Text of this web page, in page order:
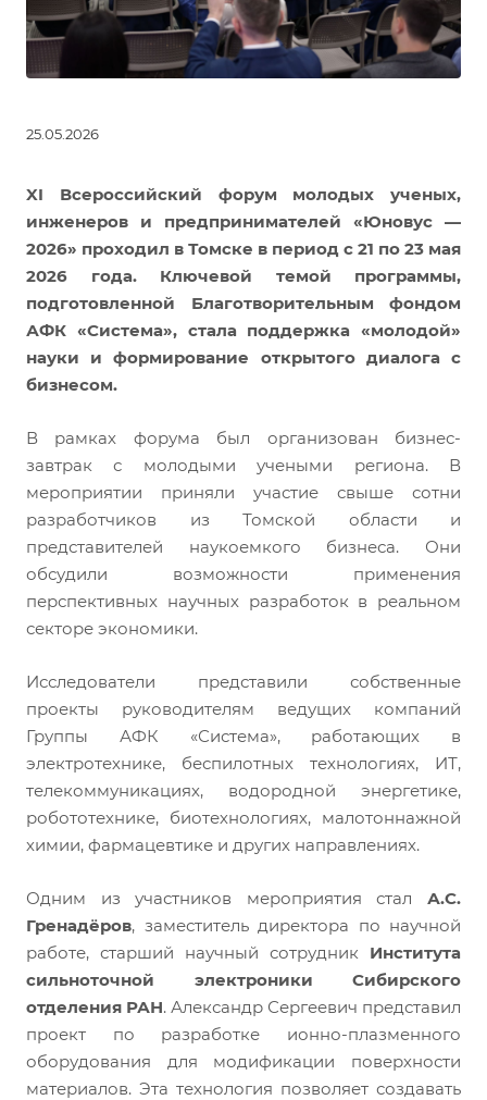
25.05.2026
XI Всероссийский форум молодых ученых,
инженеров и предпринимателей «Юновус —
2026» проходил в Томске в период с 21 по 23 мая
2026 года. Ключевой темой программы,
подготовленной Благотворительным фондом
АФК «Система», стала поддержка «молодой»
науки и формирование открытого диалога с
бизнесом.
В рамках форума был организован бизнес-
завтрак с молодыми учеными региона. В
мероприятии приняли участие свыше сотни
разработчиков из Томской области и
представителей наукоемкого бизнеса. Они
обсудили возможности применения
перспективных научных разработок в реальном
секторе экономики.
Исследователи представили собственные
проекты руководителям ведущих компаний
Группы АФК «Система», работающих в
электротехнике, беспилотных технологиях, ИТ,
телекоммуникациях, водородной энергетике,
робототехнике, биотехнологиях, малотоннажной
химии, фармацевтике и других направлениях.
Одним из участников мероприятия стал А.С.
Гренадёров, заместитель директора по научной
работе, старший научный сотрудник Института
сильноточной электроники Сибирского
отделения РАН. Александр Сергеевич представил
проект по разработке ионно-плазменного
оборудования для модификации поверхности
материалов. Эта технология позволяет создавать